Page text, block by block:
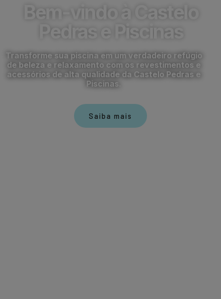
Bem-vindo à Castelo
Pedras e Piscinas
Transforme sua piscina em um verdadeiro refúgio
de beleza e relaxamento com os revestimentos e
acessórios de alta qualidade da Castelo Pedras e
Piscinas.
Saiba mais